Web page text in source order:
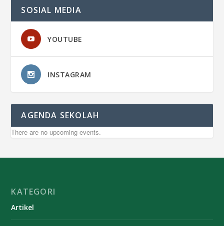
SOSIAL MEDIA
YOUTUBE
INSTAGRAM
AGENDA SEKOLAH
There are no upcoming events.
KATEGORI
Artikel